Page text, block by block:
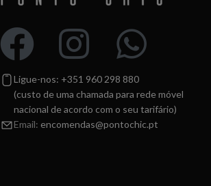
Ligue-nos: +351 960 298 880
(custo de uma chamada para rede móvel
nacional de acordo com o seu tarifário)
Email: encomendas@pontochic.pt